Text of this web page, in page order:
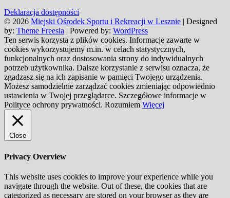
Deklaracja dostępności
© 2026 Miejski Ośrodek Sportu i Rekreacji w Lesznie | Designed
by: Theme Freesia | Powered by: WordPress
Ten serwis korzysta z plików cookies. Informacje zawarte w
cookies wykorzystujemy m.in. w celach statystycznych,
funkcjonalnych oraz dostosowania strony do indywidualnych
potrzeb użytkownika. Dalsze korzystanie z serwisu oznacza, że
zgadzasz się na ich zapisanie w pamięci Twojego urządzenia.
Możesz samodzielnie zarządzać cookies zmieniając odpowiednio
ustawienia w Twojej przeglądarce. Szczegółowe informacje w
Polityce ochrony prywatności. Rozumiem Więcej
Close
Privacy Overview
This website uses cookies to improve your experience while you
navigate through the website. Out of these, the cookies that are
categorized as necessary are stored on your browser as they are